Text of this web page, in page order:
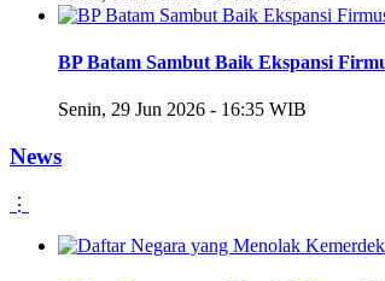
BP Batam Sambut Baik Ekspansi
Senin, 29 Jun 2026 - 16:35 WIB
News
⋮